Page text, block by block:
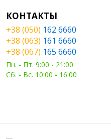
КОНТАКТЫ
+38 (050) 162 6660
+38 (063) 161 6660
+38 (067) 165 6660
Пн. - Пт. 9:00 - 21:00
Сб. - Вс. 10:00 - 16:00